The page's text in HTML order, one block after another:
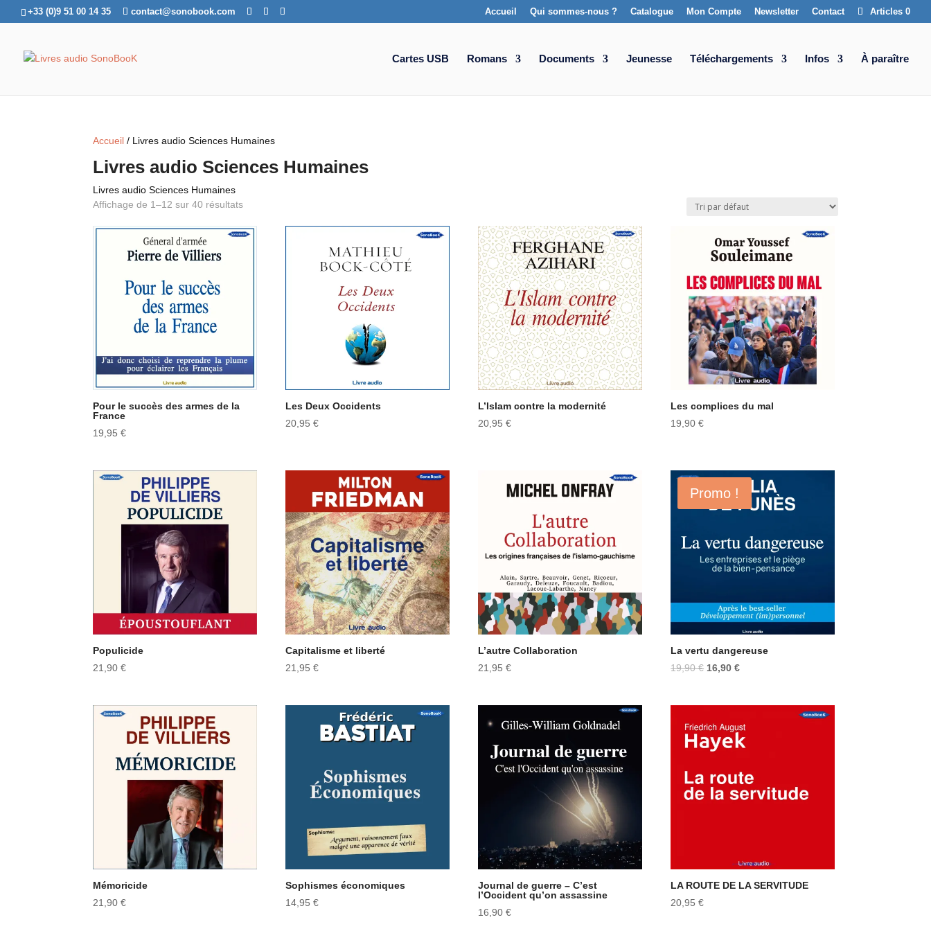
+33 (0)9 51 00 14 35 contact@sonobook.com Accueil Qui sommes-nous ? Catalogue Mon Compte Newsletter Contact Articles 0
Cartes USB Romans Documents Jeunesse Téléchargements Infos À paraître
Accueil / Livres audio Sciences Humaines
Livres audio Sciences Humaines
Livres audio Sciences Humaines
Affichage de 1–12 sur 40 résultats
Pour le succès des armes de la
France
19,95€
Les Deux Occidents
20,95€
L’Islam contre la modernité
20,95€
Les complices du mal
19,90€
Populicide
21,90€
Capitalisme et liberté
21,95€
L’autre Collaboration
21,95€
Promo !
La vertu dangereuse
19,90€ Le
19,90 €.
16,90€Le
16,90 €.
Mémoricide
21,90€
Sophismes économiques
14,95€
Journal de guerre – C’est
l’Occident qu’on assassine
16,90€
LA ROUTE DE LA SERVITUDE
20,95€